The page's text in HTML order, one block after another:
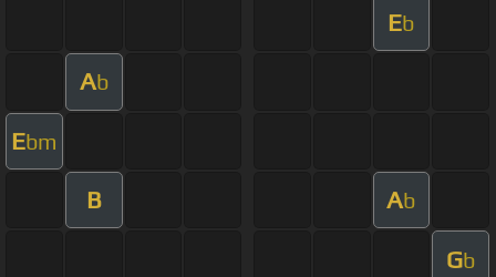
Eb
Ab
Ebm
B Ab
Gb